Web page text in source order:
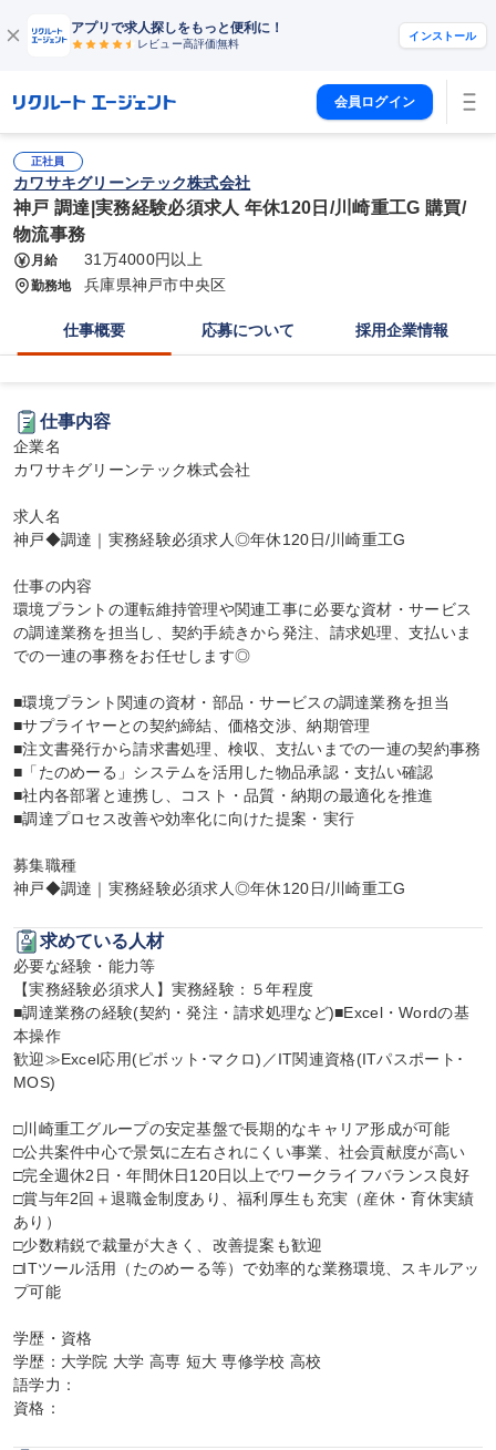
アプリで求人探しをもっと便利に！
レビュー高評価無料
インストール
会員ログイン
正社員
カワサキグリーンテック株式会社
神戸 調達|実務経験必須求人 年休120日/川崎重工G 購買/
物流事務
月給 31万4000円以上
勤務地 兵庫県神戸市中央区
仕事概要 応募について 採用企業情報
仕事内容
企業名
カワサキグリーンテック株式会社
求人名
神戸◆調達｜実務経験必須求人◎年休120日/川崎重工G
仕事の内容
環境プラントの運転維持管理や関連工事に必要な資材・サービス
の調達業務を担当し、契約手続きから発注、請求処理、支払いま
での一連の事務をお任せします◎
■環境プラント関連の資材・部品・サービスの調達業務を担当
■サプライヤーとの契約締結、価格交渉、納期管理
■注文書発行から請求書処理、検収、支払いまでの一連の契約事務
■「たのめーる」システムを活用した物品承認・支払い確認
■社内各部署と連携し、コスト・品質・納期の最適化を推進
■調達プロセス改善や効率化に向けた提案・実行
募集職種
神戸◆調達｜実務経験必須求人◎年休120日/川崎重工G
求めている人材
必要な経験・能力等
【実務経験必須求人】実務経験：５年程度
■調達業務の経験(契約・発注・請求処理など)■Excel・Wordの基
本操作
歓迎≫Excel応用(ピボット･マクロ)／IT関連資格(ITパスポート･
MOS)
□川崎重工グループの安定基盤で長期的なキャリア形成が可能
□公共案件中心で景気に左右されにくい事業、社会貢献度が高い
□完全週休2日・年間休日120日以上でワークライフバランス良好
□賞与年2回＋退職金制度あり、福利厚生も充実（産休・育休実績
あり）
□少数精鋭で裁量が大きく、改善提案も歓迎
□ITツール活用（たのめーる等）で効率的な業務環境、スキルアッ
プ可能
学歴・資格
学歴：大学院 大学 高専 短大 専修学校 高校
語学力：
資格：